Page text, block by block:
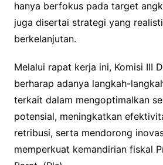
hanya berfokus pada target
juga disertai strategi yang
berkelanjutan.
Melalui rapat kerja ini, Komisi III
berharap adanya langkah-
terkait dalam mengoptimalkan
potensial, meningkatkan
retribusi, serta mendorong
memperkuat kemandirian fiskal